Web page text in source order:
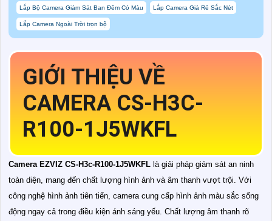
Lắp Bộ Camera Giám Sát Ban Đêm Có Màu Lắp Camera Giá Rẻ Sắc Nét
Lắp Camera Ngoài Trời trọn bộ
GIỚI THIỆU VỀ
CAMERA CS-H3C-
R100-1J5WKFL
Camera EZVIZ CS-H3c-R100-1J5WKFL là giải pháp giám sát an ninh
toàn diện, mang đến chất lượng hình ảnh và âm thanh vượt trội. Với
công nghệ hình ảnh tiên tiến, camera cung cấp hình ảnh màu sắc sống
động ngay cả trong điều kiện ánh sáng yếu. Chất lượng âm thanh rõ